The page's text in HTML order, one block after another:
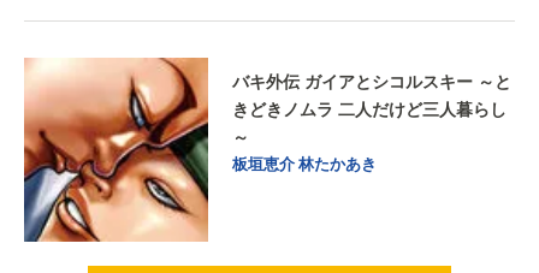
バキ外伝 ガイアとシコルスキー ～と
きどきノムラ 二人だけど三人暮らし
～
板垣恵介林たかあき